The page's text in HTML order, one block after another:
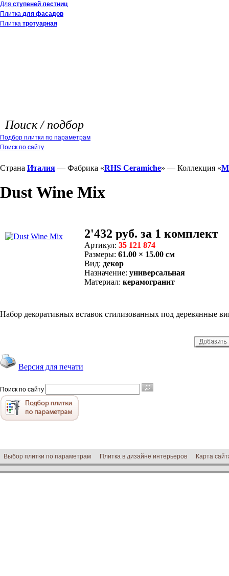
Для ступеней лестниц
Плитка для фасадов
Плитка тротуарная
Поиск / подбор
Подбор плитки по параметрам
Поиск по сайту
Страна Италия — Фабрика «RHS Ceramiche» — Коллекция «
Dust Wine Mix
2'432 руб. за 1 комплект
Артикул: 35 121 874
Размеры: 61.00 × 15.00 см
Вид: декор
Назначение: универсальная
Материал: керамогранит
Набор декоративных вставок стилизованных под деревянные
Версия для печати
Поиск по сайту
Выбор плитки по параметрам Плитка в дизайне интерьеров Карта